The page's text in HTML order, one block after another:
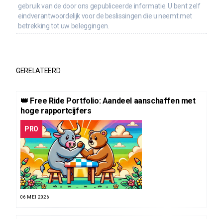
gebruik van de door ons gepubliceerde informatie. U bent zelf
eindverantwoordelijk voor de beslissingen die u neemt met
betrekking tot uw beleggingen.
GERELATEERD
👑 Free Ride Portfolio: Aandeel aanschaffen met
hoge rapportcijfers
PRO
06 MEI 2026